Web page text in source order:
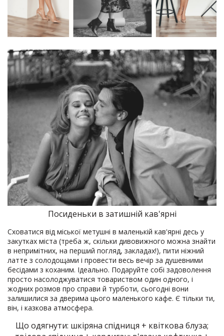
Посиденьки в затишній кав'ярні
Сховатися від міської метушні в маленькій кав'ярні десь у
закутках міста (треба ж, скільки дивовижного можна знайти
в непримітних, на перший погляд, закладах!), пити ніжний
латте з солодощами і провести весь вечір за душевними
бесідами з коханим. Ідеально. Подаруйте собі задоволення
просто насолоджуватися товариством один одного, і
жодних розмов про справи й турботи, сьогодні вони
залишилися за дверима цього маленького кафе. Є тільки ти,
він, і казкова атмосфера.
Що одягнути: шкіряна спідниця + квіткова блуза;